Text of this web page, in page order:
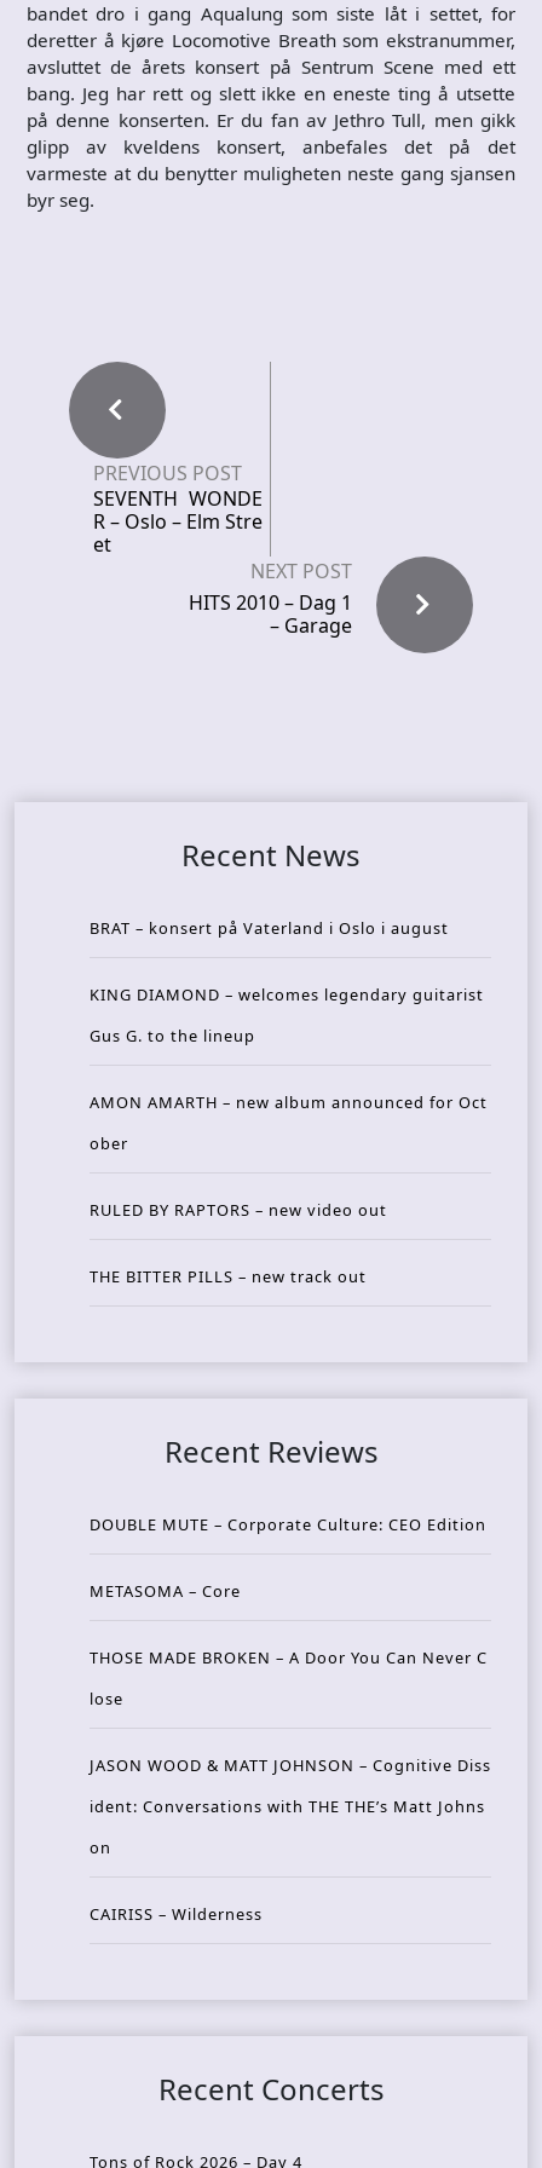
bandet dro i gang Aqualung som siste låt i settet, for
deretter å kjøre Locomotive Breath som ekstranummer,
avsluttet de årets konsert på Sentrum Scene med ett
bang. Jeg har rett og slett ikke en eneste ting å utsette
på denne konserten. Er du fan av Jethro Tull, men gikk
glipp av kveldens konsert, anbefales det på det
varmeste at du benytter muligheten neste gang sjansen
byr seg.
PREVIOUS POST
SEVENTH WONDE
R – Oslo – Elm Stre
et
NEXT POST
HITS 2010 – Dag 1
– Garage
Recent News
BRAT – konsert på Vaterland i Oslo i august
KING DIAMOND – welcomes legendary guitarist
Gus G. to the lineup
AMON AMARTH – new album announced for Oct
ober
RULED BY RAPTORS – new video out
THE BITTER PILLS – new track out
Recent Reviews
DOUBLE MUTE – Corporate Culture: CEO Edition
METASOMA – Core
THOSE MADE BROKEN – A Door You Can Never C
lose
JASON WOOD & MATT JOHNSON – Cognitive Diss
ident: Conversations with THE THE’s Matt Johns
on
CAIRISS – Wilderness
Recent Concerts
Tons of Rock 2026 – Day 4